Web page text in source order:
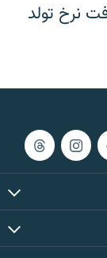
نرخ تولد